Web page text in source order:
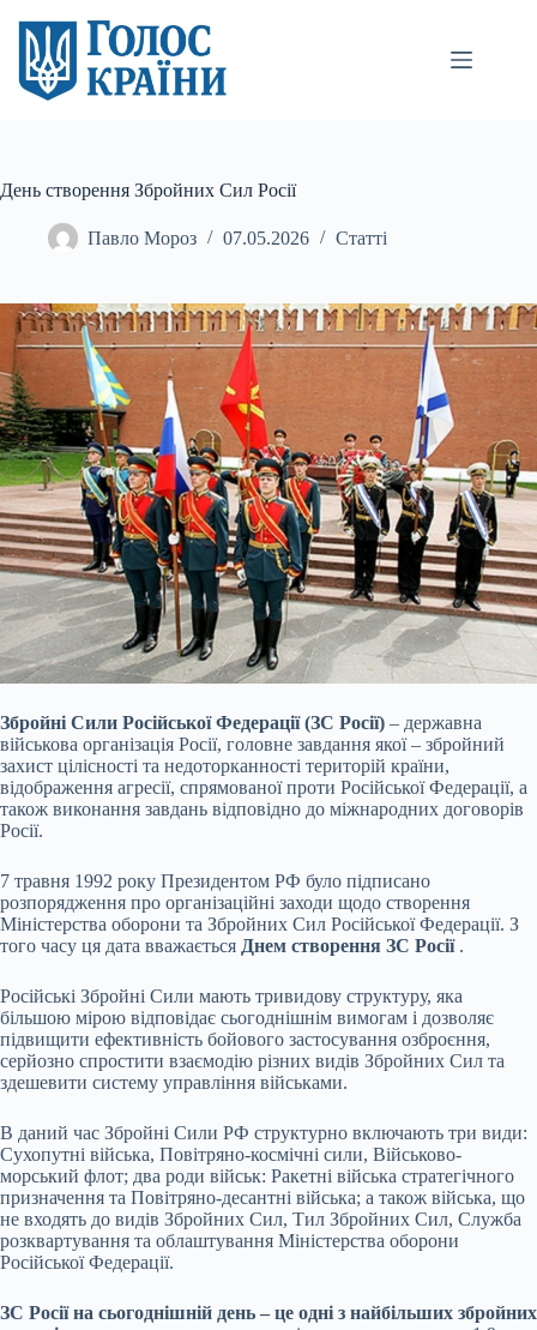
вмісту
День створення Збройних Сил Росії
Павло Мороз 07.05.2026 Статті
Збройні Сили Російської Федерації (ЗС Росії) – державна
військова організація Росії, головне завдання якої – збройний
захист цілісності та недоторканності територій країни,
відображення агресії, спрямованої проти Російської Федерації, а
також виконання завдань відповідно до міжнародних договорів
Росії.
7 травня 1992 року Президентом РФ було підписано
розпорядження про організаційні заходи щодо створення
Міністерства оборони та Збройних Сил Російської Федерації. З
того часу ця дата вважається Днем створення ЗС Росії.
Російські Збройні Сили мають тривидову структуру, яка
більшою мірою відповідає сьогоднішнім вимогам і дозволяє
підвищити ефективність бойового застосування озброєння,
серйозно спростити взаємодію різних видів Збройних Сил та
здешевити систему управління військами.
В даний час Збройні Сили РФ структурно включають три види:
Сухопутні війська, Повітряно-космічні сили, Військово-
морський флот; два роди військ: Ракетні війська стратегічного
призначення та Повітряно-десантні війська; а також війська, що
не входять до видів Збройних Сил, Тил Збройних Сил, Служба
розквартування та облаштування Міністерства оборони
Російської Федерації.
ЗС Росії на сьогоднішній день – це одні з найбільших збройних